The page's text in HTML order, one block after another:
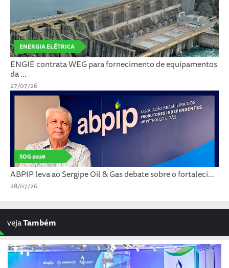
ENERGIA ELÉTRICA
ENGIE contrata WEG para fornecimento de equipamentos
da ...
27/07/26
SOG 2026
ABPIP leva ao Sergipe Oil & Gas debate sobre o fortaleci...
28/07/26
vejaTambém